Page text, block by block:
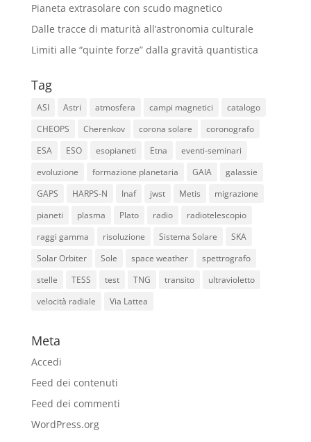
Pianeta extrasolare con scudo magnetico
Dalle tracce di maturità all’astronomia culturale
Limiti alle “quinte forze” dalla gravità quantistica
Tag
ASI Astri atmosfera campi magnetici
catalogo
CHEOPS
Cherenkov corona solare
coronografo
ESA
ESO esopianeti Etna
eventi-seminari
evoluzione
formazione planetaria GAIA
galassie
GAPS
HARPS-N Inaf jwst Metis
migrazione
pianeti
plasma Plato radio
radiotelescopio
raggi gamma
risoluzione Sistema Solare
SKA
Solar Orbiter
Sole space weather
spettrografo
stelle
TESS test TNG transito
ultravioletto
velocità radiale
Via Lattea
Meta
Accedi
Feed dei contenuti
Feed dei commenti
WordPress.org